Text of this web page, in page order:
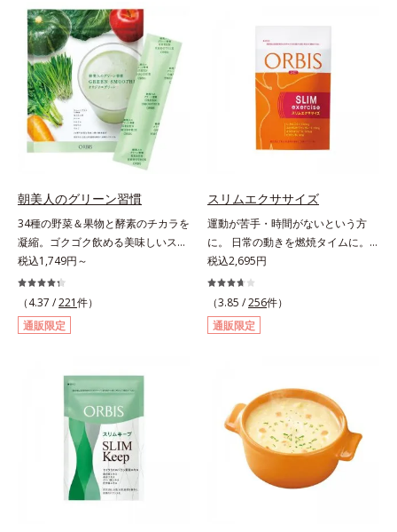
ページをご覧ください。・BEAUTY
夏祭りは、こちら
ン30mgが含有されています（2粒
ンナンがおなかの中で膨らみ、満足
感をアップ。豊富な栄養素でキレイ
を目指すダイエッターを、内側から
サポートします！黒糖きなこ味（カ
ロリー 92kcal ※1食分・本品粉末の
み）やさしい甘さの黒糖とほのかに
香るきなこが溶け合う幸せな味わ
い。たっぷり飲んでも飽きないおい
朝美人のグリーン習慣
34種の野菜＆果物と酵素のチカラを
凝縮。ゴクゴク飲める美味しいスム
ージーでスッキリ生活をサポート。
酵素と野菜＆果物のパワーで、スッ
キリ生活を応援する、粉末状の酵素
スムージーです。赤米や大麦などの
9種の素材を、黒・黄・白の3種の麹
キウイフルーツ粉末を配合。さらに
日常では摂りづらいスーパーフー
ド・ウィートグラスや緑黄色野菜な
ど、厳選した34種の野菜と果物もた
っぷり入っており、いろいろな素材
を手軽に摂取できます。やすらぎの
ローズマリーとペパーミントの2種
のハーブも入っています。豆乳また
税込1,749円～
（4.37 /221件）
通販限定
スリムエクササイズ
運動が苦手・時間がないという方
に。 日常の動きを燃焼タイムに。
「忙しくて運動する時間がない」
「生活を変えずにやせたい」といっ
た声に応えて、「L－カルニチン」
を4粒に500mg配合しました。カル
ニチンは肉類に豊富に含まれ、軽や
ダなく利用することで、効率よくウ
エイトダウン＆体型キープを目指し
ます。さらにL-カルニチンの働きを
助ける「茶カテキン」、「オクタコ
サノール」、ダイエットにも健康に
も欠かせない「ビタミンB2」の成
税込2,695円
（3.85 /256件）
通販限定